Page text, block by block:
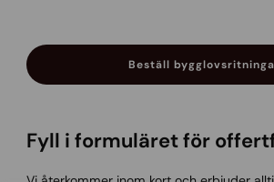
Beställ
Fyll i formuläret för